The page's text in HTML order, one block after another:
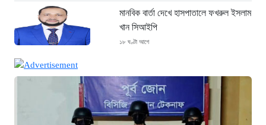
মানবিক বার্তা দেখে হাসপাতালে ফখরুল ইসলাম
খান সিআইপি
১৮ ঘণ্টা আগে
গ্রেপ্তার
১৮ ঘণ্টা আগে
দৈনিক ৫শ টাকা মজুরীর দাবীতে বড়লেখায় চা